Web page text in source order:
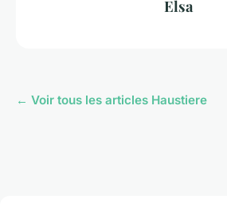
Elsa
← Voir tous les articles Haustiere